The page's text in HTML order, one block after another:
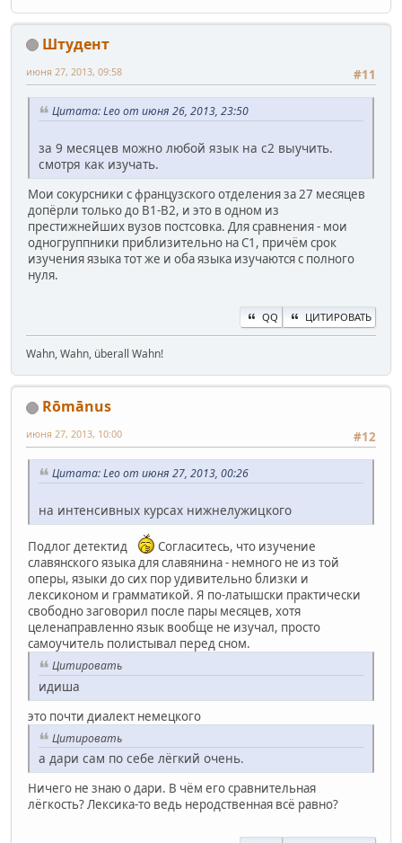
Штудент
#11
июня 27, 2013, 09:58
Цитата: Leo от июня 26, 2013, 23:50
за 9 месяцев можно любой язык на с2 выучить.
смотря как изучать.
Мои сокурсники с французского отделения за 27 месяцев
допёрли только до В1-В2, и это в одном из
престижнейших вузов постсовка. Для сравнения - мои
одногруппники приблизительно на С1, причём срок
изучения языка тот же и оба языка изучаются с полного
нуля.
QQ ЦИТИРОВАТЬ
Wahn, Wahn, überall Wahn!
Rōmānus
#12
июня 27, 2013, 10:00
Цитата: Leo от июня 27, 2013, 00:26
на интенсивных курсах нижнелужицкого
Подлог детектид
Согласитесь, что изучение
славянского языка для славянина - немного не из той
оперы, языки до сих пор удивительно близки и
лексиконом и грамматикой. Я по-латышски практически
свободно заговорил после пары месяцев, хотя
целенаправленно язык вообще не изучал, просто
самоучитель полистывал перед сном.
Цитировать
идиша
это почти диалект немецкого
Цитировать
а дари сам по себе лёгкий очень.
Ничего не знаю о дари. В чём его сравнительная
лёгкость? Лексика-то ведь неродственная всё равно?